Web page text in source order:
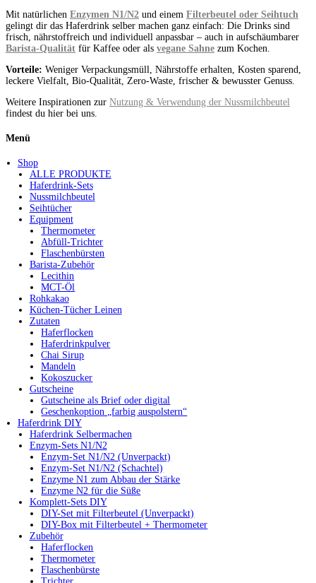
Mit natürlichen Enzymen N1/N2 und einem Filterbeutel oder Seihtuch
gelingt dir das Haferdrink selber machen ganz einfach: Die Drinks sind
frisch, nährstoffreich und individuell anpassbar – auch in aufschäumbarer
Barista-Qualität für Kaffee oder als vegane Sahne zum Kochen.
Vorteile: Weniger Verpackungsmüll, Nährstoffe erhalten, Kosten sparend,
leckere Vielfalt, Bio-Qualität, Zero-Waste, frischer & bewusster Genuss.
Weitere Inspirationen zur Nutzung & Verwendung der Nussmilchbeutel
findest du hier bei uns.
Menü
Shop
ALLE PRODUKTE
Haferdrink-Sets
Nussmilchbeutel
Seihtücher
Equipment
Thermometer
Abfüll-Trichter
Flaschenbürsten
Barista-Zubehör
Lecithin
MCT-Öl
Rohkakao
Küchen-Tücher Leinen
Zutaten
Haferflocken
Haferdrinkpulver
Chai Sirup
Mandeln
Kokoszucker
Gutscheine
Gutscheine als Brief oder digital
Geschenkoption „farbig auspolstern“
Haferdrink DIY
Haferdrink Selbermachen
Enzym-Sets N1/N2
Enzym-Set N1/N2 (Unverpackt)
Enzym-Set N1/N2 (Schachtel)
Enzyme N1 zum Abbau der Stärke
Enzyme N2 für die Süße
Komplett-Sets DIY
DIY-Set mit Filterbeutel (Unverpackt)
DIY-Box mit Filterbeutel + Thermometer
Zubehör
Haferflocken
Thermometer
Flaschenbürste